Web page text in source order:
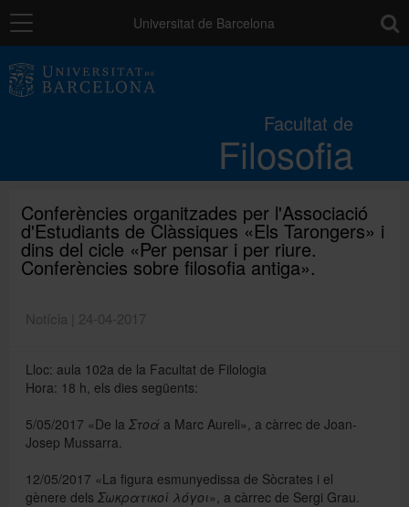
Navegació Universitat de Barcelona
Facultat de
Filosofia
Estudis
Recerca i innovació
Serveis
Relacions externes
Conferències organitzades per l'Associació
d'Estudiants de Clàssiques «Els Tarongers» i
dins del cicle «Per pensar i per riure.
Conferències sobre filosofia antiga».
Notícia | 24-04-2017
Lloc: aula 102a de la Facultat de Filologia
Hora: 18 h, els dies següents:
5/05/2017 «De la Στοά a Marc Aureli», a càrrec de Joan-
Josep Mussarra.
12/05/2017 «La figura esmunyedissa de Sòcrates i el
gènere dels Σωκρατικοί λόγοι», a càrrec de Sergi Grau.